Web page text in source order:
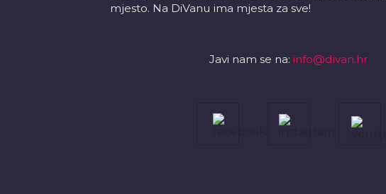
mjesto. Na DiVanu ima mjesta za sve!
Javi nam se na: info@divan.hr